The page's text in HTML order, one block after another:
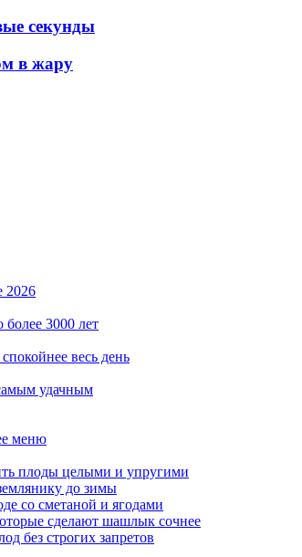
секунды
в жару
2026
более 3000 лет
весь день
удачным
меню
плоды целыми и упругими
до зимы
со сметаной и ягодами
сделают шашлык сочнее
без строгих запретов